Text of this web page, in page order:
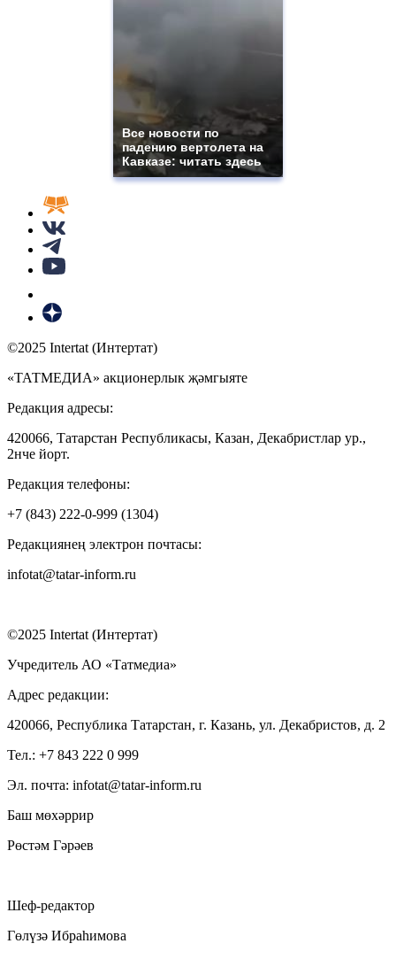
Все новости по
падению вертолета на
Кавказе: читать здесь
©2025 Intertat (Интертат)
«ТАТМЕДИА» акционерлык җәмгыяте
Редакция адресы:
420066, Татарстан Республикасы, Казан, Декабристлар ур.,
2нче йорт.
Редакция телефоны:
+7 (843) 222-0-999 (1304)
Редакциянең электрон почтасы:
infotat@tatar-inform.ru
©2025 Intertat (Интертат)
Учредитель АО «Татмедиа»
Адрес редакции:
420066, Республика Татарстан, г. Казань, ул. Декабристов, д. 2
Тел.: +7 843 222 0 999
Эл. почта: infotat@tatar-inform.ru
Баш мөхәррир
Рөстәм Гәрәев
Шеф-редактор
Гөлүзә Ибраһимова